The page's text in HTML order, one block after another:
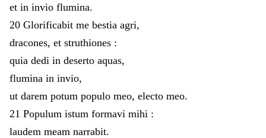
et in invio flumina.
20 Glorificabit me bestia agri,
dracones, et struthiones :
quia dedi in deserto aquas,
flumina in invio,
ut darem potum populo meo, electo meo.
21 Populum istum formavi mihi :
laudem meam narrabit.